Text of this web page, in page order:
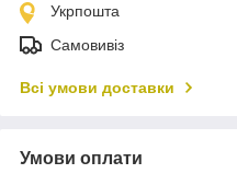
Укрпошта
Самовивіз
Всі умови доставки
Умови оплати